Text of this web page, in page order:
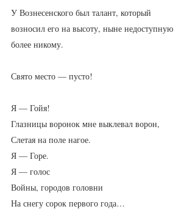
У Вознесенского был талант, который
возносил его на высоту, ныне недоступную
более никому.
Свято место — пусто!
Я — Гойя!
Глазницы воронок мне выклевал ворон,
Слетая на поле нагое.
Я — Горе.
Я — голос
Войны, городов головни
На снегу сорок первого года…